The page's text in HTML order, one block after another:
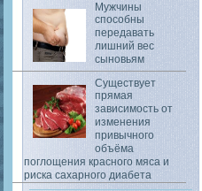
Мужчины
способны
передавать
лишний вес
сыновьям
Существует
прямая
зависимость от
изменения
привычного
объёма
поглощения красного мяса и
риска сахарного диабета